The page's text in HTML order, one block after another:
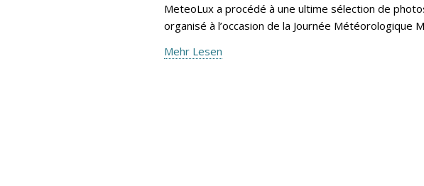
MeteoLux a procédé à une ultime sélection de
organisé à l’occasion de la Journée Météorologique
Mehr Lesen